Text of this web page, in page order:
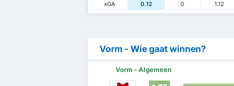
xGA
0.12 0 1.12
Vorm - Wie gaat winnen?
Vorm - Algemeen